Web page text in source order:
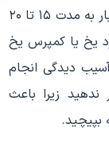
امکان بالاتر از قلب خود قرار دهید روزی چهار بار به مدت ۱۵ تا ۲۰
یخ یا کمپرس یخ
دیدگی انجام
زیرا باعث